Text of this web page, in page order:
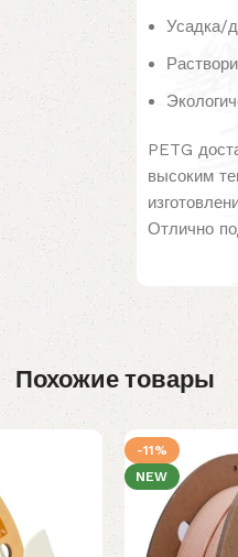
Усадка/
PETG
высоким
Отлично
Похожие товары
-11%
NEW